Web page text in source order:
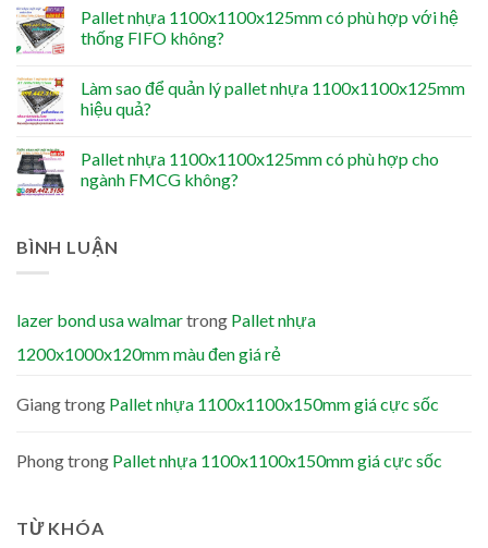
Pallet nhựa 1100x1100x125mm có phù hợp với hệ
thống FIFO không?
Làm sao để quản lý pallet nhựa 1100x1100x125mm
hiệu quả?
Pallet nhựa 1100x1100x125mm có phù hợp cho
ngành FMCG không?
BÌNH LUẬN
lazer bond usa walmartrong Pallet nhựa
1200x1000x120mm màu đen giá rẻ
Giangtrong Pallet nhựa 1100x1100x150mm giá cực sốc
Phongtrong Pallet nhựa 1100x1100x150mm giá cực sốc
TỪ KHÓA